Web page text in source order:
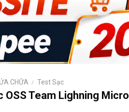
CHỮA / Test Sạc
Team Lighning Micro